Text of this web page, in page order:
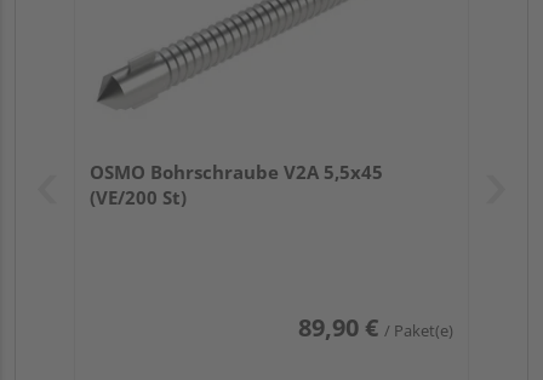
OSMO Bohrschraube V2A 5,5x45
(VE/200 St)
89,90 € / Paket(e)